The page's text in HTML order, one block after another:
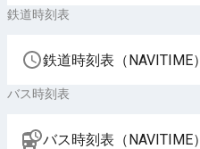
鉄道時刻表
鉄道時刻表（NAVITIME）
バス時刻表
バス時刻表（NAVITIME）